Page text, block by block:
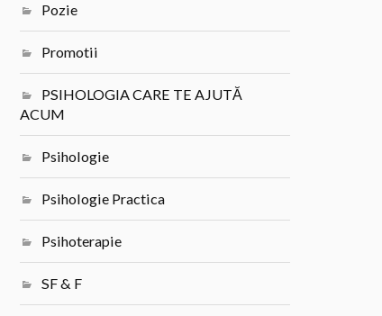
Pozie
Promotii
PSIHOLOGIA CARE TE AJUTĂ
ACUM
Psihologie
Psihologie Practica
Psihoterapie
SF & F